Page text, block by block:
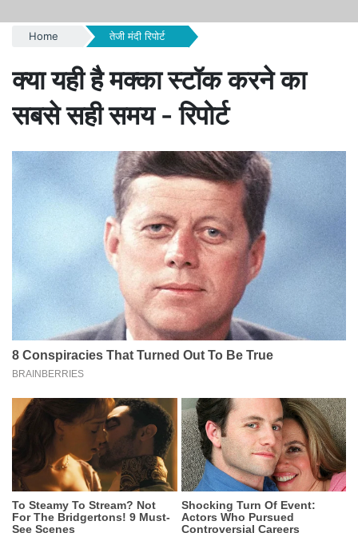
Home तेजी मंदी रिपोर्ट
क्या यही है मक्का स्टॉक करने का
सबसे सही समय - रिपोर्ट